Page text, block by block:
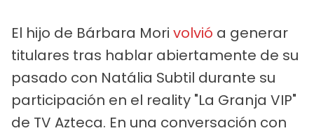
El hijo de Bárbara Mori volvió a generar
titulares tras hablar abiertamente de su
pasado con Natália Subtil durante su
participación en el reality "La Granja VIP"
de TV Azteca. En una conversación con